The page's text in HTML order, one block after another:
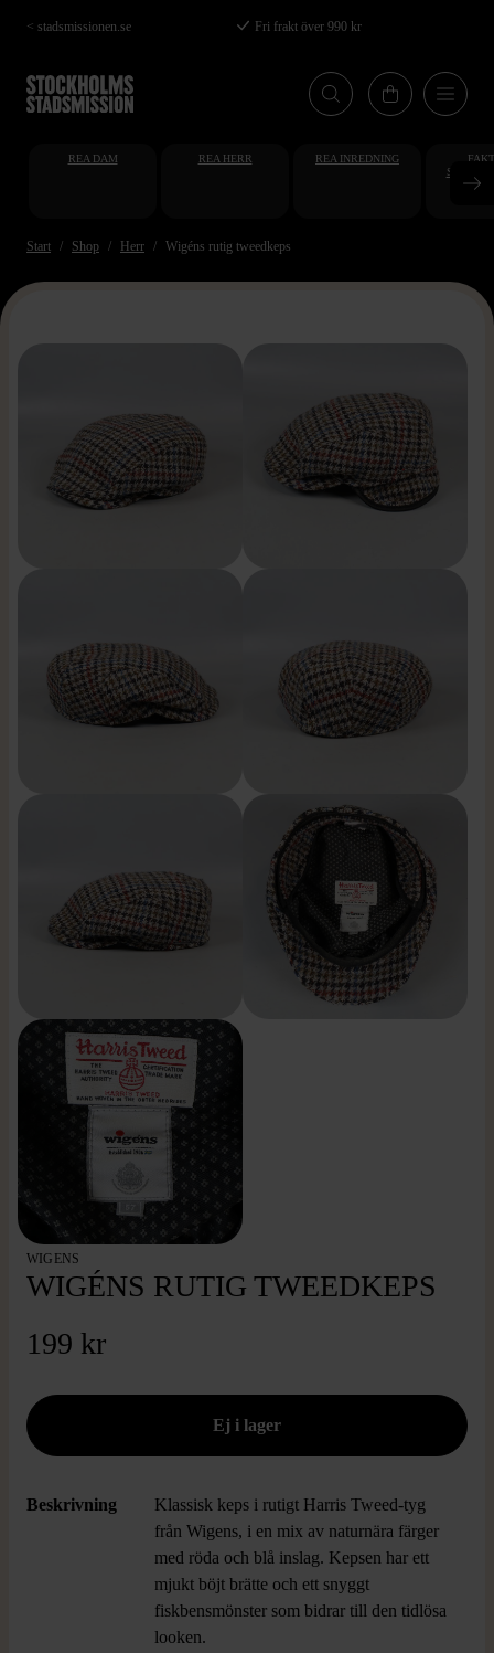
Hoppa
till
huvudinnehåll
< stadsmissionen.se Fri frakt över 990 kr
REA DAM REA HERR REA INREDNING
Start Shop Herr Wigéns rutig tweedkeps
WIGENS
WIGÉNS RUTIG TWEEDKEPS
199 kr
Beskrivning
Klassisk keps i rutigt Harris Tweed-tyg
från Wigens, i en mix av naturnära färger
med röda och blå inslag. Kepsen har ett
mjukt böjt brätte och ett snyggt
fiskbensmönster som bidrar till den tidlösa
looken.